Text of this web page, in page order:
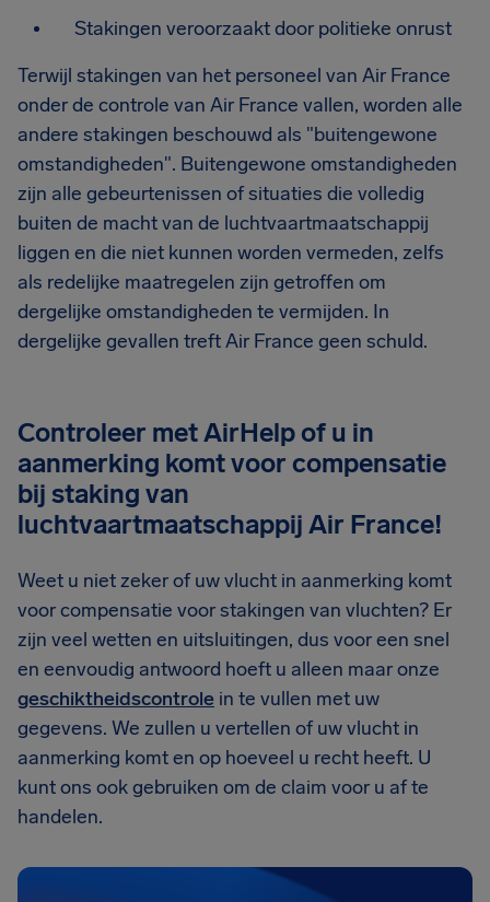
Stakingen veroorzaakt door politieke onrust
Terwijl stakingen van het personeel van Air France
onder de controle van Air France vallen, worden alle
andere stakingen beschouwd als "buitengewone
omstandigheden". Buitengewone omstandigheden
zijn alle gebeurtenissen of situaties die volledig
buiten de macht van de luchtvaartmaatschappij
liggen en die niet kunnen worden vermeden, zelfs
als redelijke maatregelen zijn getroffen om
dergelijke omstandigheden te vermijden. In
dergelijke gevallen treft Air France geen schuld.
Controleer met AirHelp of u in
aanmerking komt voor compensatie
bij staking van
luchtvaartmaatschappij Air France!
Weet u niet zeker of uw vlucht in aanmerking komt
voor compensatie voor stakingen van vluchten? Er
zijn veel wetten en uitsluitingen, dus voor een snel
en eenvoudig antwoord hoeft u alleen maar onze
geschiktheidscontrole in te vullen met uw
gegevens. We zullen u vertellen of uw vlucht in
aanmerking komt en op hoeveel u recht heeft. U
kunt ons ook gebruiken om de claim voor u af te
handelen.